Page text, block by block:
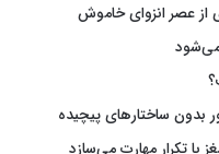
از عصر انزوای خاموش
می‌شود
بدون ساختارهای پیچیده